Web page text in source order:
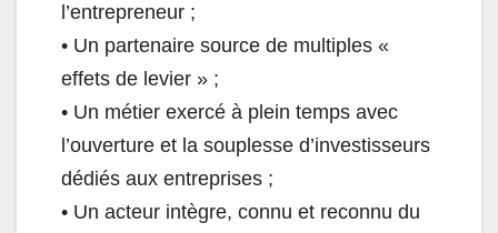
l’entrepreneur ;
• Un partenaire source de multiples «
effets de levier » ;
• Un métier exercé à plein temps avec
l’ouverture et la souplesse d’investisseurs
dédiés aux entreprises ;
• Un acteur intègre, connu et reconnu du